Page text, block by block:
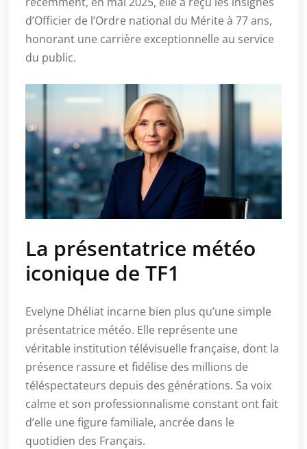
d’Officier de l’Ordre national du Mérite à 77 ans,
honorant une carrière exceptionnelle au service
du public.
La présentatrice météo
iconique de TF1
Evelyne Dhéliat incarne bien plus qu’une simple
présentatrice météo. Elle représente une
véritable institution télévisuelle française, dont la
présence rassure et fidélise des millions de
téléspectateurs depuis des générations. Sa voix
calme et son professionnalisme constant ont fait
d’elle une figure familiale, ancrée dans le
quotidien des Français.